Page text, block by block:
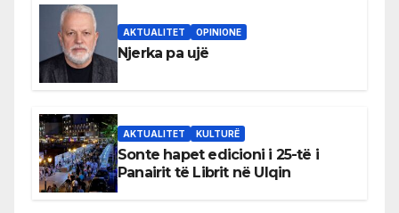
AKTUALITET OPINIONE
Njerka pa ujë
AKTUALITET KULTURË
Sonte hapet edicioni i 25-të i
Panairit të Librit në Ulqin